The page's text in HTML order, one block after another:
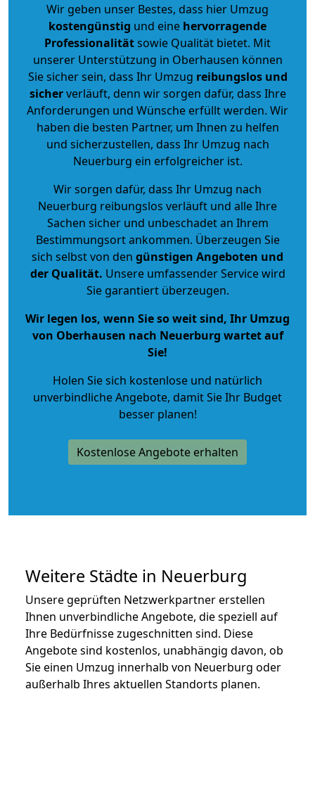
Wir geben unser Bestes, dass hier Umzug
kostengünstig und eine hervorragende
Professionalitätsowie Qualität bietet. Mit
unserer Unterstützung in Oberhausen können
Sie sicher sein, dass Ihr Umzug reibungslos und
sicherverläuft, denn wir sorgen dafür, dass Ihre
Anforderungen und Wünsche erfüllt werden. Wir
haben die besten Partner, um Ihnen zu helfen
und sicherzustellen, dass Ihr Umzug nach
Neuerburg ein erfolgreicher ist.
Wir sorgen dafür, dass Ihr Umzug nach
Neuerburg reibungslos verläuft und alle Ihre
Sachen sicher und unbeschadet an Ihrem
Bestimmungsort ankommen. Überzeugen Sie
sich selbst von den günstigen Angeboten und
der Qualität. Unsere umfassender Service wird
Sie garantiert überzeugen.
Wir legen los, wenn Sie so weit sind, Ihr Umzug
von Oberhausen nach Neuerburg wartet auf
Sie!
Holen Sie sich kostenlose und natürlich
unverbindliche Angebote, damit Sie Ihr Budget
besser planen!
Kostenlose Angebote erhalten
Weitere Städte in Neuerburg
Unsere geprüften Netzwerkpartner erstellen
Ihnen unverbindliche Angebote, die speziell auf
Ihre Bedürfnisse zugeschnitten sind. Diese
Angebote sind kostenlos, unabhängig davon, ob
Sie einen Umzug innerhalb von Neuerburg oder
außerhalb Ihres aktuellen Standorts planen.